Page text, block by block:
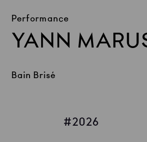
Performance
YANN
Bain Brisé
2026